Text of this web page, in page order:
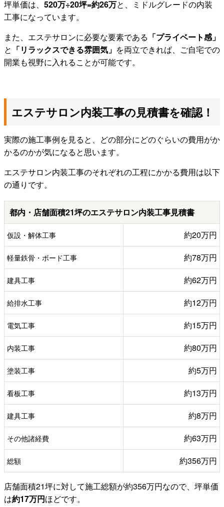
坪単価は、 520万÷20坪=約26万と、ミドルグレードの内装
工事になっています。
また、エステサロンに必要な要素である 「プライベート感」
と 「リラックスできる雰囲気」 を両立できれば、ご自宅での
開業も視野に入れることが可能です。
エステサロン内装工事の見積書を確認！
実際の施工事例を見ると、どの部分にどのぐらいの費用がか
かるのかが気になると思います。
エステサロン内装工事のそれぞれの工程にかかる費用は以下
の通りです。
都内・店舗面積21坪のエステサロン内装工事見積書
仮設・解体工事 約20万円
軽量鉄骨・ボード工事 約78万円
建具工事 約62万円
給排水工事 約12万円
電気工事 約15万円
内装工事 約80万円
塗装工事 約5万円
看板工事 約13万円
建具工事 約8万円
その他諸経費 約63万円
総額 約356万円
店舗面積21坪に対して施工総額が約356万円なので、坪単価
は約17万円ほどです。